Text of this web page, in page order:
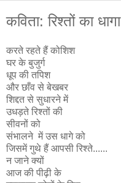
कविता: रिश्तों का धागा
करते रहते हैं कोशिश
घर के बुजुर्ग
धूप की तपिश
और छाँव से बेखबर
शिद्दत से सुधारने में
उधड़ते रिश्तों की
सीवनों को
संभालने में उस धागे को
जिसमें गुथे हैं आपसी रिश्ते......
न जाने क्यों
आज की पीढ़ी के